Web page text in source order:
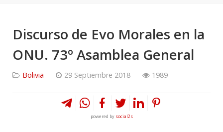
Discurso de Evo Morales en la
ONU. 73º Asamblea General
Bolivia 29 Septiembre 2018 1989
powered by social2s